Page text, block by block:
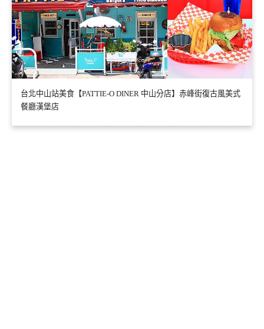
台北中山站美食【PATTIE-O DINER 中山分店】赤峰街復古風美式
餐廳漢堡店